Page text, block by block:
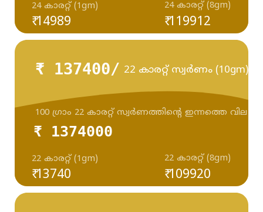
₹ 14989
24 കാരറ്റ് (1gm) 24 കാരറ്റ് (8gm)
₹ 119912
₹ 137400/ 22 കാരറ്റ് സ്വർണം (10gm)
₹ 1374000
₹ 13740
22 കാരറ്റ് (1gm) 22 കാരറ്റ് (8gm)
100 ഗ്രാം 22 കാരറ്റ് സ്വർണത്തിന്റെ ഇന്നത്തെ വില
₹ 109920